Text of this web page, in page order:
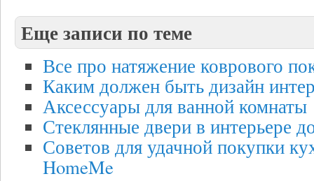
Еще записи по теме
Все про натяжение коврового
Каким должен быть дизайн
Аксессуары для ванной комнаты
Стеклянные двери в интерьере
Советов для удачной покупки
HomeMe